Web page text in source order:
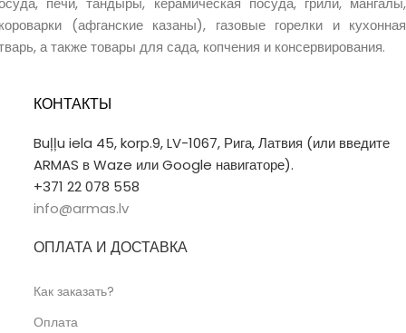
(афганские казаны), газовые горелки и кухонная
а также товары для сада, копчения и консервирования.
КОНТАКТЫ
Buļļu iela 45, korp.9, LV-1067, Рига, Латвия (или введите
ARMAS в Waze или Google навигаторе).
+371 22 078 558
info@armas.lv
ОПЛАТА И ДОСТАВКА
Как заказать?
Оплата